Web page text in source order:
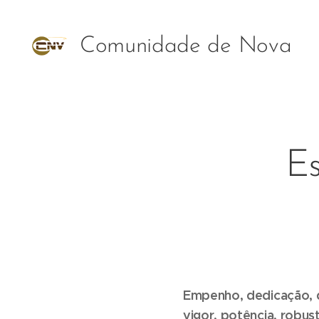
Comunidade de Nova
Empenho, dedicação,
vigor, potência,